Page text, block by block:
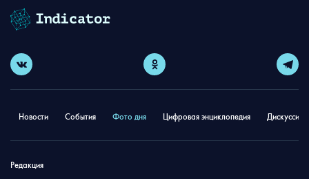
Новости События Фото дня Цифровая энциклопедия
Редакция